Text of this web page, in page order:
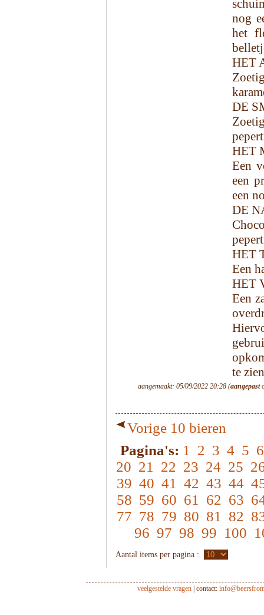
nog
het
HET
DE
HET
Een
een
een
DE
HET
Een
HET
Een
te
aangemaakt: 05/09/2022 20:28 (aangepast
Vorige 10 bieren
Pagina's: 1 2 3 4 5 6
20 21 22 23 24 25
39 40 41 42 43 44
58 59 60 61 62 63
77 78 79 80 81 82
96 97 98 99 100
Aantal items per pagina :
veelgestelde vragen | contact: